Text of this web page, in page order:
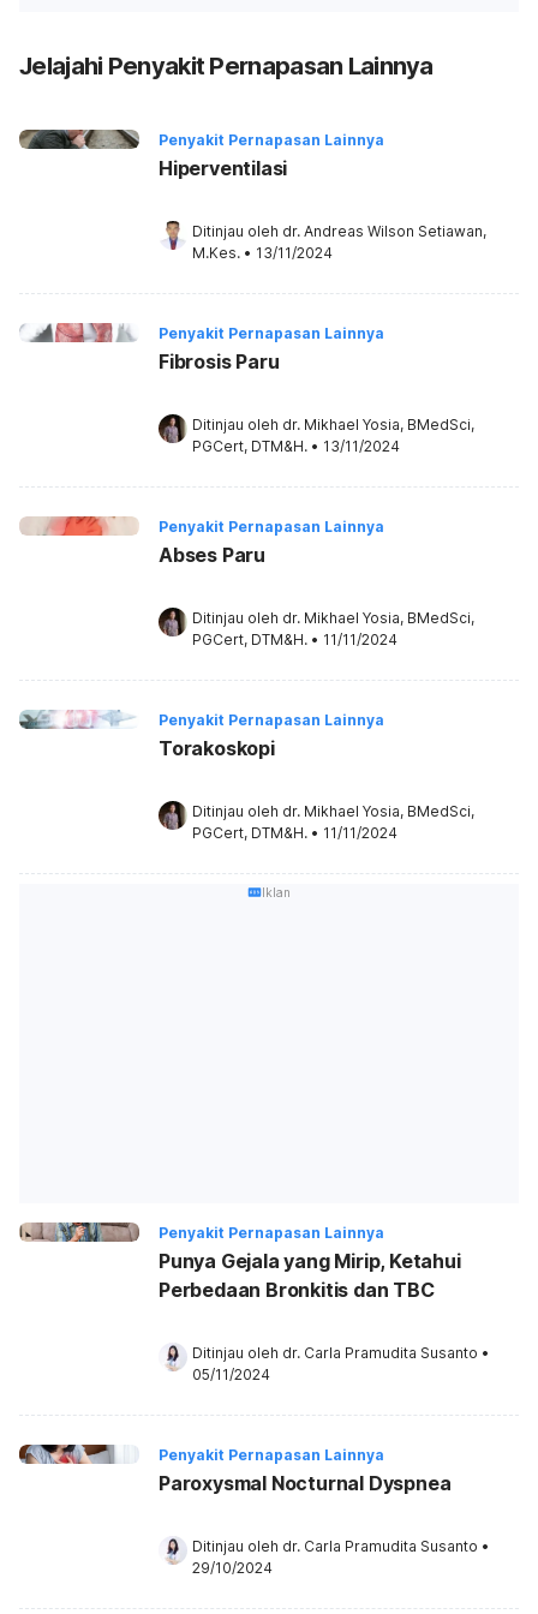
Jelajahi Penyakit Pernapasan Lainnya
Penyakit Pernapasan Lainnya
Hiperventilasi
Ditinjau oleh dr. Andreas Wilson Setiawan,
M.Kes. • 13/11/2024
Penyakit Pernapasan Lainnya
Fibrosis Paru
Ditinjau oleh dr. Mikhael Yosia, BMedSci,
PGCert, DTM&H. • 13/11/2024
Penyakit Pernapasan Lainnya
Abses Paru
Ditinjau oleh dr. Mikhael Yosia, BMedSci,
PGCert, DTM&H. • 11/11/2024
Penyakit Pernapasan Lainnya
Torakoskopi
Ditinjau oleh dr. Mikhael Yosia, BMedSci,
PGCert, DTM&H. • 11/11/2024
Iklan
Penyakit Pernapasan Lainnya
Punya Gejala yang Mirip, Ketahui
Perbedaan Bronkitis dan TBC
Ditinjau oleh dr. Carla Pramudita Susanto •
05/11/2024
Penyakit Pernapasan Lainnya
Paroxysmal Nocturnal Dyspnea
Ditinjau oleh dr. Carla Pramudita Susanto •
29/10/2024